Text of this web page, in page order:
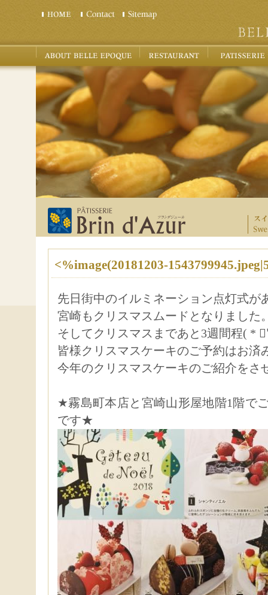
<%image(20181203-
先日街中のイルミネーション点灯式が
宮崎もクリスマスムードとなりました
そしてクリスマスまであと3週間程(
皆様クリスマスケーキのご予約はお済
今年のクリスマスケーキのご紹介をさ
★霧島町本店と宮崎山形屋地階1階で
です★